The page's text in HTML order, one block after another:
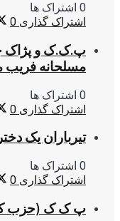
0 اشتراک ها
اشتراک گذاری 0
پ.ک.ک و پژاک
مسلحانه فریب
0 اشتراک ها
اشتراک گذاری 0
تیرباران یک
0 اشتراک ها
اشتراک گذاری 0
پ ک ک (حزب